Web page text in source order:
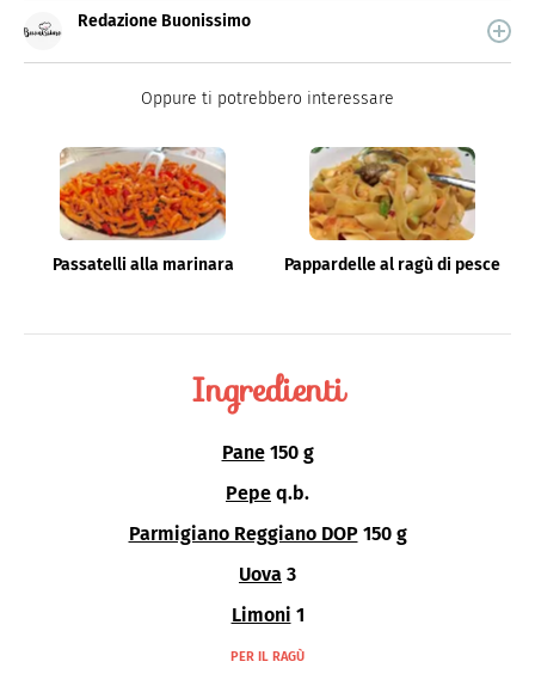
Redazione Buonissimo
quale trovi idee veloci, facili e spiegate passo passo.
Oppure ti potrebbero interessare
Passatelli alla marinara Pappardelle al ragù di pesce
Ingredienti
Pane 150 g
Pepe q.b.
Parmigiano Reggiano DOP 150 g
Uova 3
Limoni 1
PER IL RAGÙ